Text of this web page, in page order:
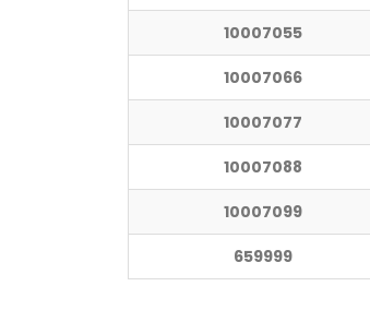
10007055
10007066
10007077
10007088
10007099
659999